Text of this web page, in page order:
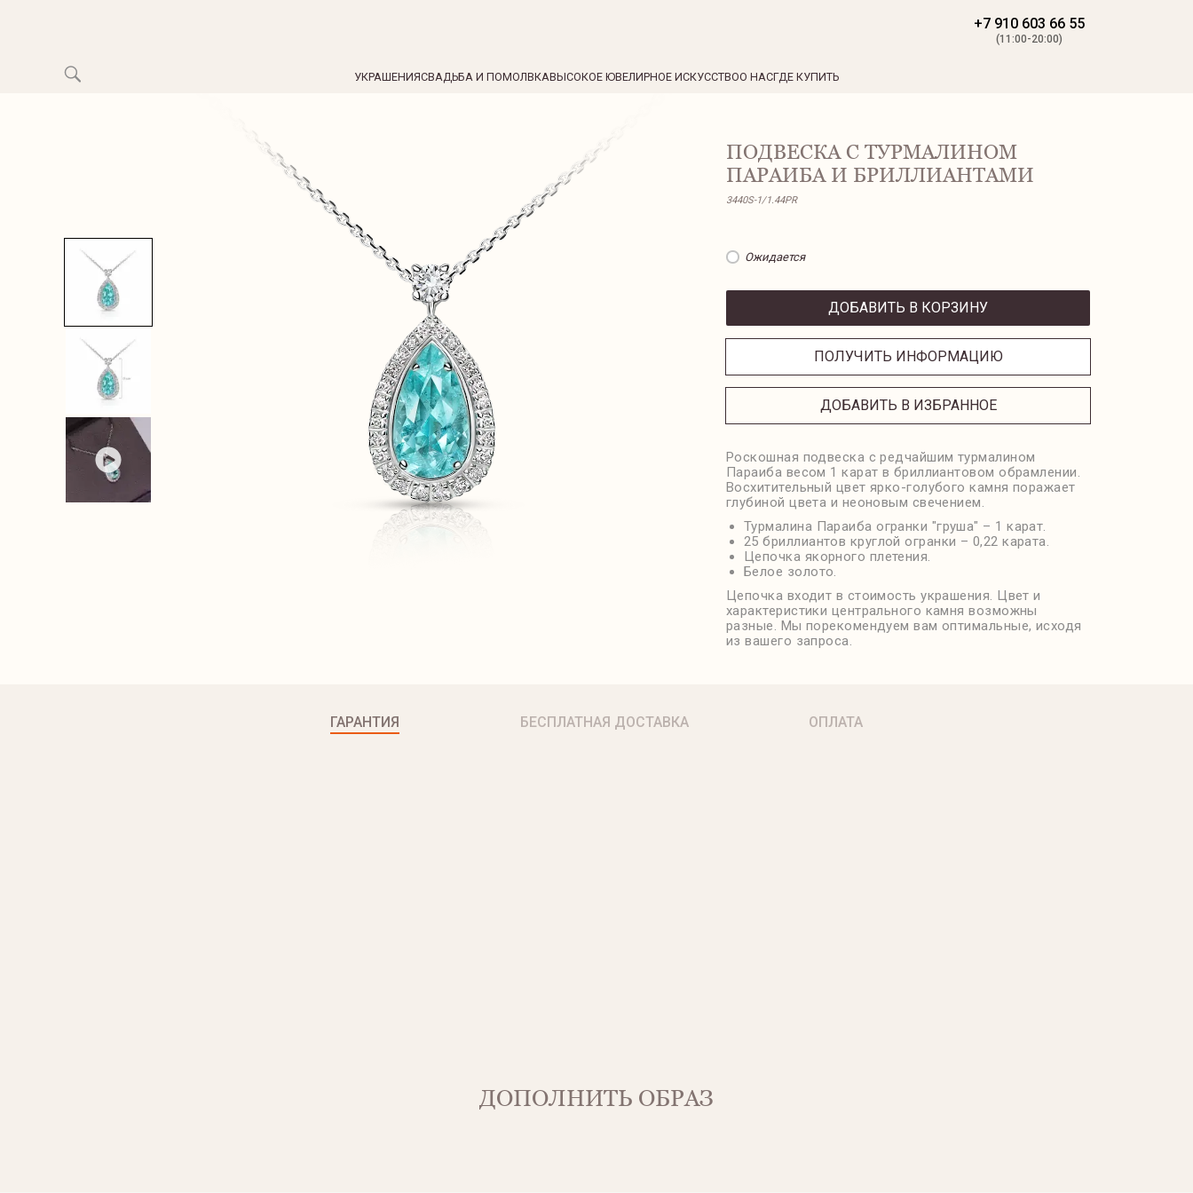
+7 910 603 66 55
(11:00-20:00)
УКРАШЕНИЯСВАДЬБА И ПОМОЛВКАВЫСОКОЕ ЮВЕЛИРНОЕ ИСКУССТВОО НАСГДЕ КУПИТЬ
ПОДВЕСКА С ТУРМАЛИНОМ
ПАРАИБА И БРИЛЛИАНТАМИ
3440S-1/1.44PR
Ожидается
ДОБАВИТЬ В КОРЗИНУ
ПОЛУЧИТЬ ИНФОРМАЦИЮ
ДОБАВИТЬ В ИЗБРАННОЕ
Роскошная подвеска с редчайшим турмалином
Параиба весом 1 карат в бриллиантовом обрамлении.
Восхитительный цвет ярко-голубого камня поражает
глубиной цвета и неоновым свечением.
Турмалина Параиба огранки "груша" – 1 карат.
25 бриллиантов круглой огранки – 0,22 карата.
Цепочка якорного плетения.
Белое золото.
Цепочка входит в стоимость украшения. Цвет и
характеристики центрального камня возможны
разные. Мы порекомендуем вам оптимальные, исходя
из вашего запроса.
ГАРАНТИЯ БЕСПЛАТНАЯ ДОСТАВКА ОПЛАТА
ДОПОЛНИТЬ ОБРАЗ